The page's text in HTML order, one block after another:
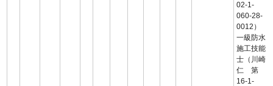
02-1-
060-28-
0012）
一級防水
施工技能
士（川崎
仁 第
16-1-